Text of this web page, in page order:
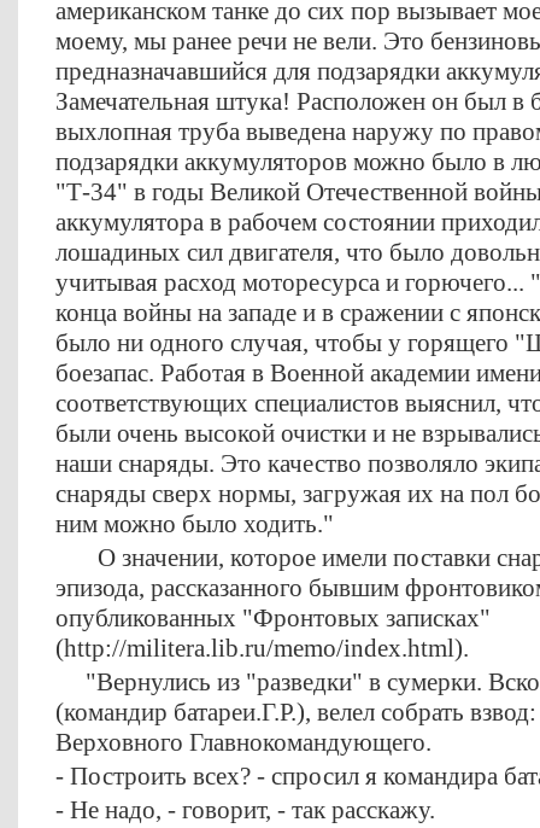
американском танке до сих пор вызывает
моему, мы ранее речи не вели. Это
предназначавшийся для подзарядки
Замечательная штука! Расположен он был в
выхлопная труба выведена наружу по
подзарядки аккумуляторов можно было в
"Т-34" в годы Великой Отечественной
аккумулятора в рабочем состоянии
лошадиных сил двигателя, что было
учитывая расход моторесурса и
конца войны на западе и в сражении с
было ни одного случая, чтобы у горящего
боезапас. Работая в Военной академии
соответствующих специалистов выяснил,
были очень высокой очистки и не
наши снаряды. Это качество позволяло
снаряды сверх нормы, загружая их на пол
ним можно было ходить."
О значении, которое имели поставки
эпизода, рассказанного бывшим
опубликованных "Фронтовых записках"
(http://militera.lib.ru/memo/index.html).
"Вернулись из "разведки" в сумерки.
(командир батареи.Г.Р.), велел собрать
Верховного Главнокомандующего.
- Построить всех? - спросил я командира
- Не надо, - говорит, - так расскажу.